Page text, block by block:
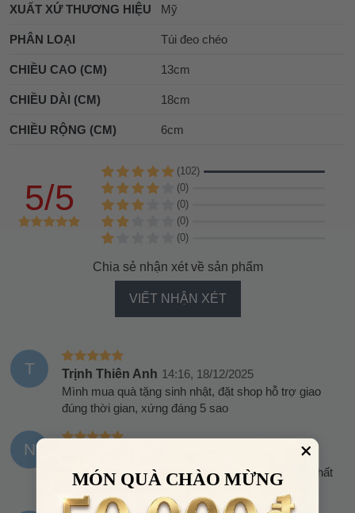
XUẤT XỨ THƯƠNG HIỆU Mỹ
PHÂN LOẠI Túi đeo chéo
CHIỀU CAO (CM) 13cm
CHIỀU DÀI (CM) 18cm
CHIỀU RỘNG (CM) 6cm
5/5
(102)
(0)
(0)
(0)
(0)
Chia sẻ nhận xét về sản phẩm
VIẾT NHẬN XÉT
T Trịnh Thiên Anh 14:16, 18/12/2025
Mình mua quà tặng sinh nhật, đặt shop hỗ trợ giao
đúng thời gian, xứng đáng 5 sao
N
Đúng hàng hiệu có khác, nhận được là biết liền, chất
lượng quá oki luôn
MÓN QUÀ CHÀO MỪNG